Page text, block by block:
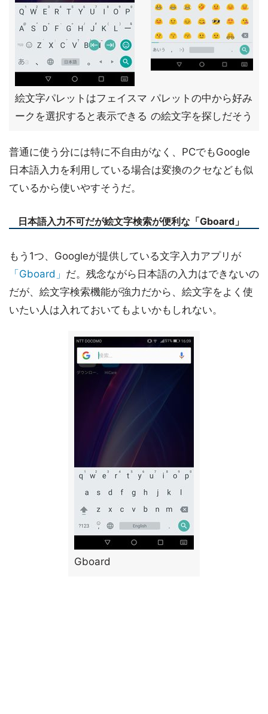
絵文字パレットはフェイスマ
ークを選択すると表示できる
パレットの中から好み
の絵文字を探しだそう
普通に使う分には特に不自由がなく、PCでもGoogle
日本語入力を利用している場合は変換のクセなども似
ているから使いやすそうだ。
日本語入力不可だが絵文字検索が便利な「Gboard」
もう1つ、Googleが提供している文字入力アプリが
「Gboard」 だ。残念ながら日本語の入力はできないの
だが、絵文字検索機能が強力だから、絵文字をよく使
いたい人は入れておいてもよいかもしれない。
Gboard